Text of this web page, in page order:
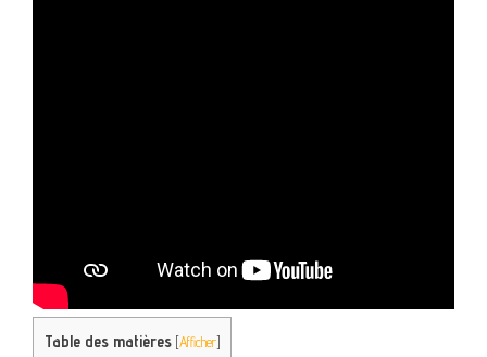
Table des matières [Afficher]